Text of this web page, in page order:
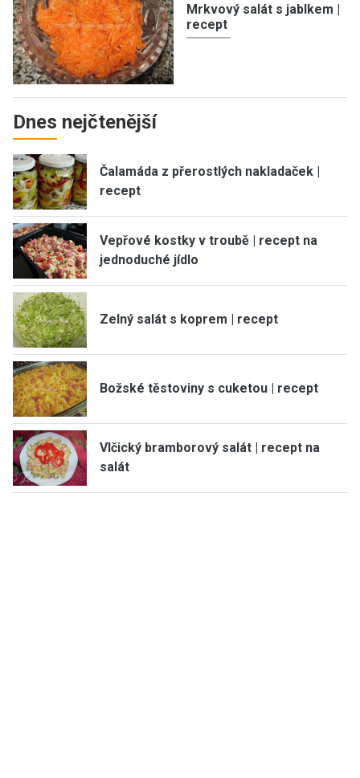
Mrkvový salát s jablkem |
recept
Dnes nejčtenější
Čalamáda z přerostlých nakladaček |
recept
Vepřové kostky v troubě | recept na
jednoduché jídlo
Zelný salát s koprem | recept
Božské těstoviny s cuketou | recept
Vlčický bramborový salát | recept na
salát